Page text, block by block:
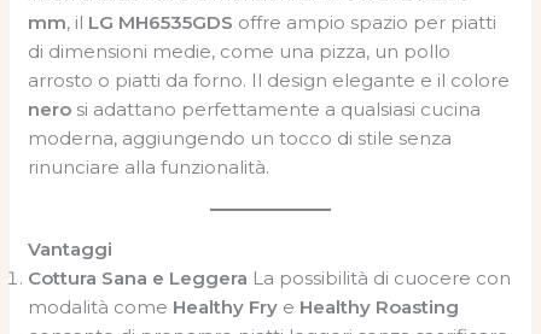
mm, il LG MH6535GDS offre ampio spazio per piatti
di dimensioni medie, come una pizza, un pollo
arrosto o piatti da forno. Il design elegante e il colore
nero si adattano perfettamente a qualsiasi cucina
moderna, aggiungendo un tocco di stile senza
rinunciare alla funzionalità.
Vantaggi
Cottura Sana e Leggera La possibilità di cuocere con
modalità come Healthy Fry e Healthy Roasting